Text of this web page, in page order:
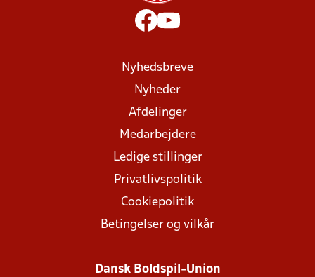
Nyhedsbreve
Nyheder
Afdelinger
Medarbejdere
Ledige stillinger
Privatlivspolitik
Cookiepolitik
Betingelser og vilkår
Dansk Boldspil-Union